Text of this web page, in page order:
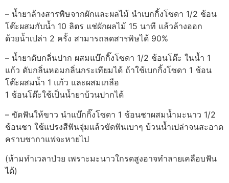
– น้ำยาล้างสารพิษจากผักและผลไม้ นำเบกกิ้งโซดา 1/2 ช้อน
โต๊ะผสมกับน้ำ 10 ลิตร แช่ผักผลไม้ 15 นาที แล้วล้างออก
ด้วยน้ำเปล่า 2 ครั้ง สามารถลดสารพิษได้ 90%
– น้ำยาดับกลิ่นปาก ผสมแบ๊กกิ๊งโซดา 1/2 ช้อนโต๊ะ ในน้ำ 1
แก้ว ดับกลิ่นหอมกลิ่นกระเทียมได้ ถ้าใช้เบกกิ้งโซดา 1 ช้อน
โต๊ะผสมน้ำ 1 แก้ว และผสมเกลือ
1 ช้อนโต๊ะใช้เป็นน้ำยาบ้วนปากได้
– ขัดฟันให้ขาว นำแบ๊กกิ๊งโซดา 1 ช้อนชาผสมน้ำมะนาว 1/2
ช้อนชา ใช้แปรงสีฟันจุ่มแล้วขัดฟันเบาๆ บ้วนน้ำเปล่าจนสะอาด
คราบชากาแฟจะหายไป
(ห้ามทำเวลาป่วย เพราะมะนาวใกรดสูงอาจทำลายเคลือบฟัน
ได้)